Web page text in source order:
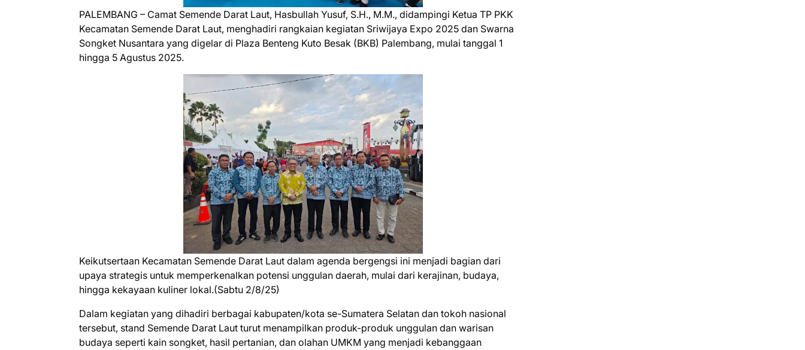
PALEMBANG – Camat Semende Darat Laut, Hasbullah Yusuf, S.H., M.M., didampingi Ketua TP PKK
Kecamatan Semende Darat Laut, menghadiri rangkaian kegiatan Sriwijaya Expo 2025 dan Swarna
Songket Nusantara yang digelar di Plaza Benteng Kuto Besak (BKB) Palembang, mulai tanggal 1
hingga 5 Agustus 2025.
Keikutsertaan Kecamatan Semende Darat Laut dalam agenda bergengsi ini menjadi bagian dari
upaya strategis untuk memperkenalkan potensi unggulan daerah, mulai dari kerajinan, budaya,
hingga kekayaan kuliner lokal.(Sabtu 2/8/25)
Dalam kegiatan yang dihadiri berbagai kabupaten/kota se-Sumatera Selatan dan tokoh nasional
tersebut, stand Semende Darat Laut turut menampilkan produk-produk unggulan dan warisan
budaya seperti kain songket, hasil pertanian, dan olahan UMKM yang menjadi kebanggaan